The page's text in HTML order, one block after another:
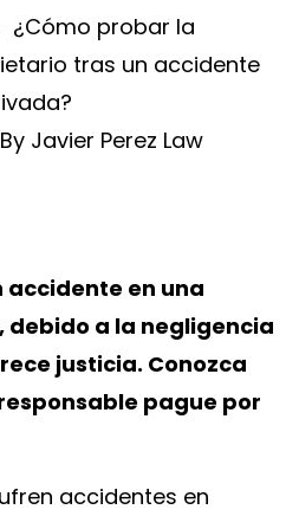
¿Cómo probar la
tras un accidente
Javier Perez Law
accidente en una
a la negligencia
justicia. Conozca
pague por
accidentes en